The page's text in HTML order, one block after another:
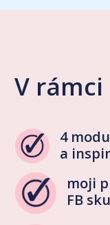
V
4
a
moji
FB